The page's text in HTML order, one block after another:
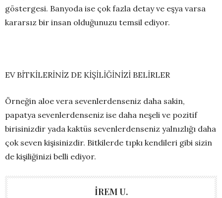
göstergesi. Banyoda ise çok fazla detay ve eşya varsa
kararsız bir insan olduğunuzu temsil ediyor.
EV BİTKİLERİNİZ DE KİŞİLİĞİNİZİ BELİRLER
Örneğin aloe vera sevenlerdenseniz daha sakin,
papatya sevenlerdenseniz ise daha neşeli ve pozitif
birisinizdir yada kaktüs sevenlerdenseniz yalnızlığı daha
çok seven kişisinizdir. Bitkilerde tıpkı kendileri gibi sizin
de kişiliğinizi belli ediyor.
İREM U.